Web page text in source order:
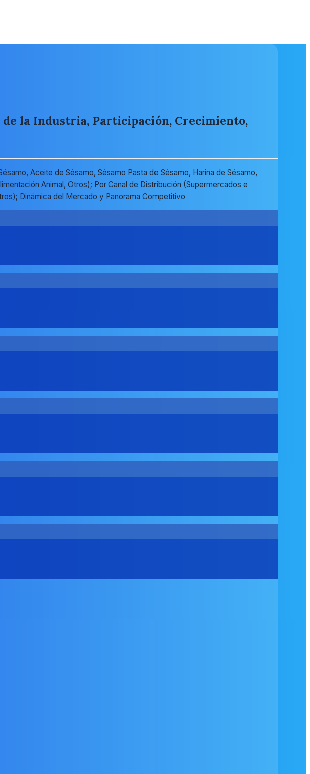
de la Industria, Participación, Crecimiento,
Aceite de Sésamo, Sésamo Pasta de Sésamo, Harina de Sésamo,
Animal, Otros); Por Canal de Distribución (Supermercados e
Dinámica del Mercado y Panorama Competitivo